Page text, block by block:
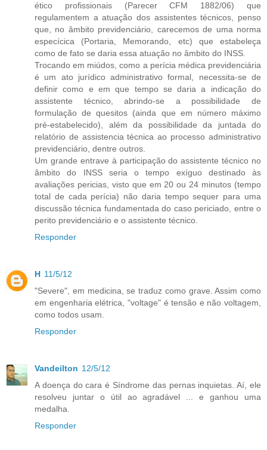
ético profissionais (Parecer CFM 1882/06) que
regulamentem a atuação dos assistentes técnicos, penso
que, no âmbito previdenciário, carecemos de uma norma
especícica (Portaria, Memorando, etc) que estabeleça
como de fato se daria essa atuação no âmbito do INSS.
Trocando em miúdos, como a perícia médica previdenciária
é um ato jurídico administrativo formal, necessita-se de
definir como e em que tempo se daria a indicação do
assistente técnico, abrindo-se a possibilidade de
formulação de quesitos (ainda que em número máximo
pré-estabelecido), além da possibilidade da juntada do
relatório de assistencia técnica ao processo administrativo
previdenciário, dentre outros.
Um grande entrave à participação do assistente técnico no
âmbito do INSS seria o tempo exíguo destinado às
avaliações pericias, visto que em 20 ou 24 minutos (tempo
total de cada perícia) não daria tempo sequer para uma
discussão técnica fundamentada do caso periciado, entre o
perito previdenciário e o assistente técnico.
Responder
H 11/5/12
"Severe", em medicina, se traduz como grave. Assim como
em engenharia elétrica, "voltage" é tensão e não voltagem,
como todos usam.
Responder
Vandeilton 12/5/12
A doença do cara é Síndrome das pernas inquietas. Aí, ele
resolveu juntar o útil ao agradável ... e ganhou uma
medalha.
Responder